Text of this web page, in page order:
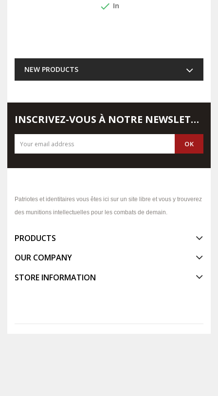
done In
NEW PRODUCTS
INSCRIVEZ-VOUS À NOTRE NEWSLETTER
Patriotes et identitaires vous êtes ici sur un site libre et vous y trouverez
des munitions intellectuelles pour les combats de demain.
PRODUCTS
OUR COMPANY
STORE INFORMATION